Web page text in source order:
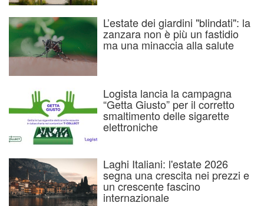
L’estate dei giardini "blindati": la
zanzara non è più un fastidio
ma una minaccia alla salute
Logista lancia la campagna
“Getta Giusto” per il corretto
smaltimento delle sigarette
elettroniche
Laghi Italiani: l'estate 2026
segna una crescita nei prezzi e
un crescente fascino
internazionale